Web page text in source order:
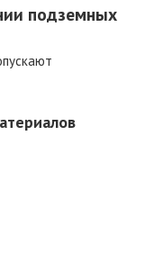
подземных